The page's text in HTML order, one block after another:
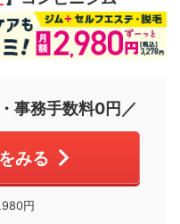
事務手数料0円／
みる
円